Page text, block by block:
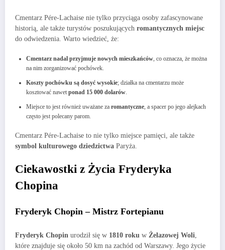
Cmentarz Pére-Lachaise nie tylko przyciąga osoby zafascynowane
historią, ale także turystów poszukujących romantycznych miejsc
do odwiedzenia. Warto wiedzieć, że:
Cmentarz nadal przyjmuje nowych mieszkańców , co oznacza, że można
na nim zorganizować pochówek.
Koszty pochówku są dosyć wysokie; działka na cmentarzu może
kosztować nawet ponad 15 000 dolarów
Miejsce to jest również uważane za romantyczne , a spacer po jego alejkach
często jest polecany parom.
Cmentarz Pére-Lachaise to nie tylko miejsce pamięci, ale także
symbol kulturowego dziedzictwa Paryża.
Ciekawostki z Życia Fryderyka
Chopina
Fryderyk Chopin – Mistrz Fortepianu
Fryderyk Chopin urodził się w 1810 roku w Żelazowej Woli
które znajduje się około 50 km na zachód od Warszawy. Jego życie